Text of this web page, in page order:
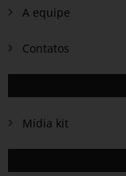
A equipe
Contatos
Mídia kit